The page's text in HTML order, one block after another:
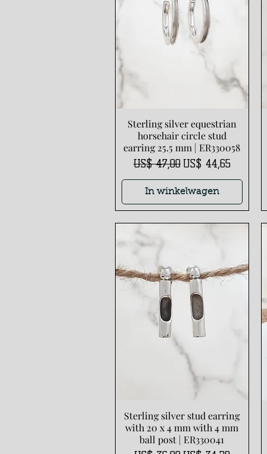
Snel overzicht
Sterling silver equestrian
horsehair circle stud
earring 25.5 mm | ER330058
Normale prijs
US$ 47,00 Verkoopprijs
US$ 44,65
In winkelwagen
Snel overzicht
Sterling silver stud earring
with 20 x 4 mm with 4 mm
ball post | ER330041